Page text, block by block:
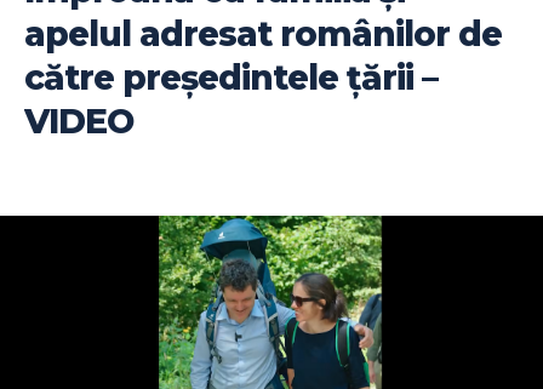
apelul adresat românilor de
către președintele țării –
VIDEO